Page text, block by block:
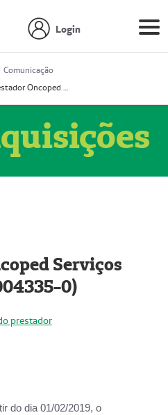
Login
Comunicação
Prestador Oncoped Serviços Médicos (51004335-0)
Serviços
0)
prestador
do dia 01/02/2019, o